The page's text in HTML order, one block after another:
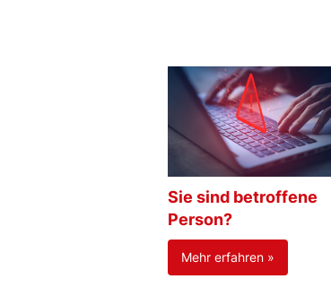
Sie sind betroffene
Person?
Mehr erfahren »